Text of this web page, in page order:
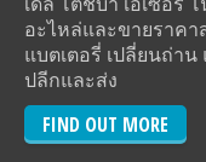
อะไหล่และขายราคา
แบตเตอรี่ เปลี่ยนถ่าน
ปลีกและส่ง
FIND OUT MORE